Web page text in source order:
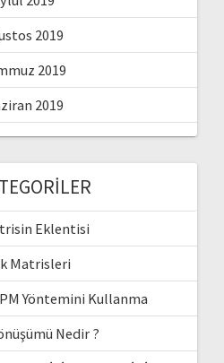
2019
2019
2019
Eklentisi
Matrisleri
Yöntemini Kullanma
Nedir ?